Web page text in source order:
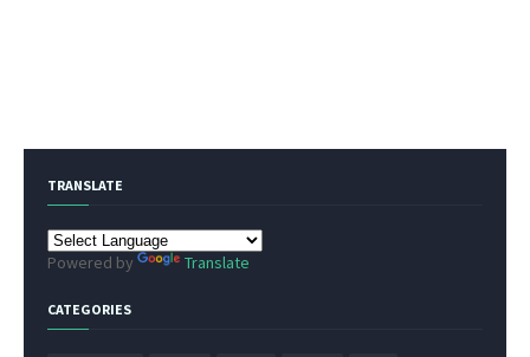
TRANSLATE
Powered by Translate
CATEGORIES